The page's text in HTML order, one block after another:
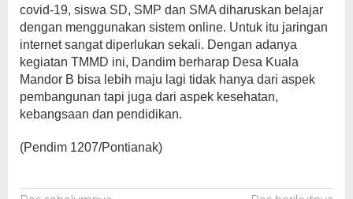
covid-19, siswa SD, SMP dan SMA diharuskan belajar
dengan menggunakan sistem online. Untuk itu jaringan
internet sangat diperlukan sekali. Dengan adanya
kegiatan TMMD ini, Dandim berharap Desa Kuala
Mandor B bisa lebih maju lagi tidak hanya dari aspek
pembangunan tapi juga dari aspek kesehatan,
kebangsaan dan pendidikan.
(Pendim 1207/Pontianak)